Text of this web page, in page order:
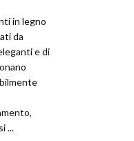
in legno
da
e di
...